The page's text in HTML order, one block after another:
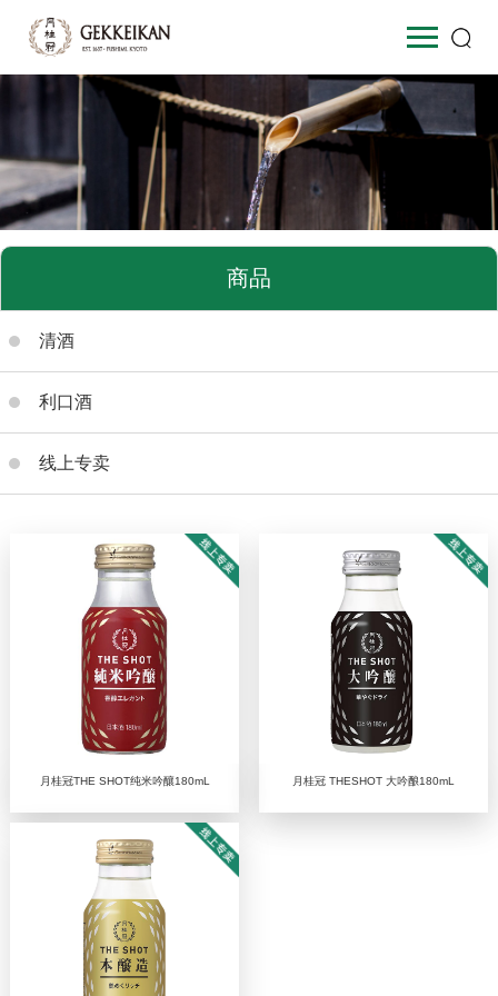
商品
清酒
利口酒
线上专卖
月桂冠THE SHOT纯米吟釀180mL 月桂冠 THESHOT 大吟酿180mL